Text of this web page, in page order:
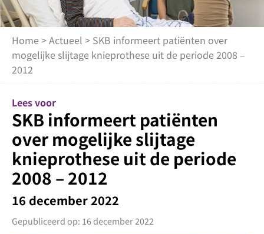
Home >Actueel > SKB informeert patiënten over
mogelijke slijtage knieprothese uit de periode 2008 –
2012
Lees voor
SKB informeert patiënten
over mogelijke slijtage
knieprothese uit de periode
2008 – 2012
16 december 2022
Gepubliceerd op: 16 december 2022